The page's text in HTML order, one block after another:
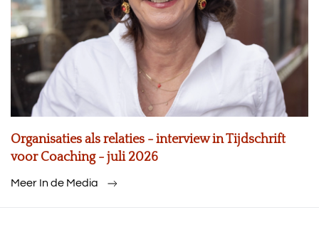
Organisaties als relaties - interview in Tijdschrift
voor Coaching - juli 2026
Meer In de Media